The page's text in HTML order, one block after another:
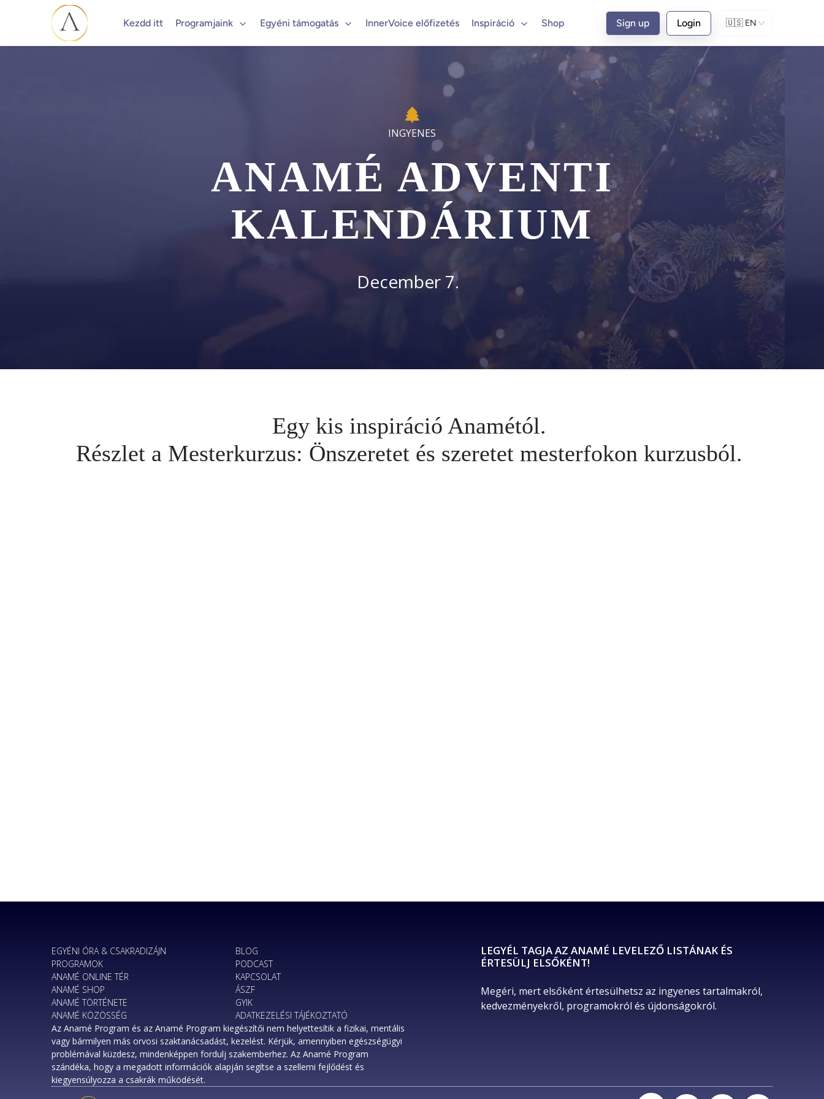
Kezdd itt Programjaink Egyéni támogatás InnerVoice előfizetés Inspiráció Shop Sign up Login 🇺🇸 EN
ANAMÉ ADVENTI
KALENDÁRIUM
December 7.
Egy kis inspiráció Anamétól.
Részlet a Mesterkurzus: Önszeretet és szeretet mesterfokon kurzusból.
EGYÉNI ÓRA & CSAKRADIZÁJN
PROGRAMOK
ANAMÉ ONLINE TÉR
ANAMÉ SHOP
ANAMÉ TÖRTÉNETE
ANAMÉ KÖZÖSSÉG
BLOG
PODCAST
KAPCSOLAT
ÁSZF
GYIK
ADATKEZELÉSI TÁJÉKOZTATÓ
Az Anamé Program és az Anamé Program kiegészítői nem helyettesítik a fizikai, mentális
vagy bármilyen más orvosi szaktanácsadást, kezelést. Kérjük, amennyiben egészségügyi
problémával küzdesz, mindenképpen fordulj szakemberhez. Az Anamé Program
szándéka, hogy a megadott információk alapján segítse a szellemi fejlődést és
kiegyensúlyozza a csakrák működését.
LEGYÉL TAGJA AZ ANAMÉ LEVELEZŐ LISTÁNAK ÉS
ÉRTESÜLJ ELSŐKÉNT!
Megéri, mert elsőként értesülhetsz az ingyenes tartalmakról,
kedvezményekről, programokról és újdonságokról.